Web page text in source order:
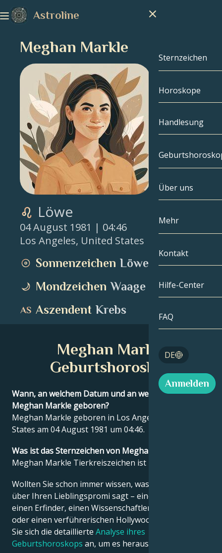
Astroline
Sternzeichen
Sternzeichen
Steinbock
Fische
Widder
Stier
Krebs
Löwe
Jungfrau
Schütze
Horoskope
Handlesung
Über uns
Mehr
Kompatibilität
Tarot
Engelszahlen
Kontakt
Hilfe-Center
FAQ
DE
English
Anmelden
Meghan Markle
Löwe
04 August 1981 | 04:46
Los Angeles, United States
Sonnenzeichen Löwe
Mondzeichen Waage
Aszendent Krebs
Meghan Markle
Geburtshoroskop
Wann, an welchem Datum und an welchem Ort wurde
Meghan Markle geboren?
Meghan Markle geboren in Los Angeles, United
States am 04 August 1981 um 04:46.
Was ist das Sternzeichen von Meghan Markle?
Meghan Markle Tierkreiszeichen ist Löwe.
Wollten Sie schon immer wissen, was die Astrologie
über Ihren Lieblingspromi sagt – einen Politiker,
einen Erfinder, einen Wissenschaftler, einen Musiker
oder einen verführerischen Hollywood-Star? Sehen
Sie sich die detaillierte Analyse ihres
Geburtshoroskops an, um es herauszufinden!